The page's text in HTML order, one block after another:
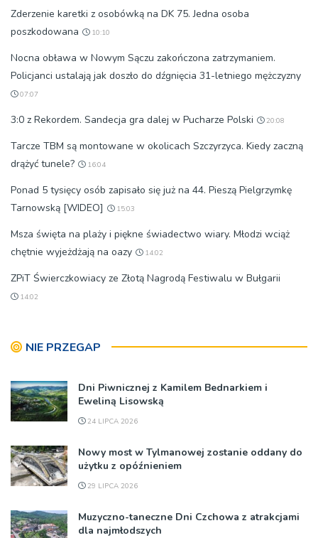
Zderzenie karetki z osobówką na DK 75. Jedna osoba
poszkodowana
10:10
Nocna obława w Nowym Sączu zakończona zatrzymaniem.
Policjanci ustalają jak doszło do dźgnięcia 31-letniego mężczyzny
07:07
3:0 z Rekordem. Sandecja gra dalej w Pucharze Polski 20:08
Tarcze TBM są montowane w okolicach Szczyrzyca. Kiedy zaczną
drążyć tunele?
16:04
Ponad 5 tysięcy osób zapisało się już na 44. Pieszą Pielgrzymkę
Tarnowską [WIDEO]
15:03
Msza święta na plaży i piękne świadectwo wiary. Młodzi wciąż
chętnie wyjeżdżają na oazy
14:02
ZPiT Świerczkowiacy ze Złotą Nagrodą Festiwalu w Bułgarii
14:02
NIE PRZEGAP
Dni Piwnicznej z Kamilem Bednarkiem i
Eweliną Lisowską
24 LIPCA 2026
Nowy most w Tylmanowej zostanie oddany do
użytku z opóźnieniem
29 LIPCA 2026
Muzyczno-taneczne Dni Czchowa z atrakcjami
dla najmłodszych